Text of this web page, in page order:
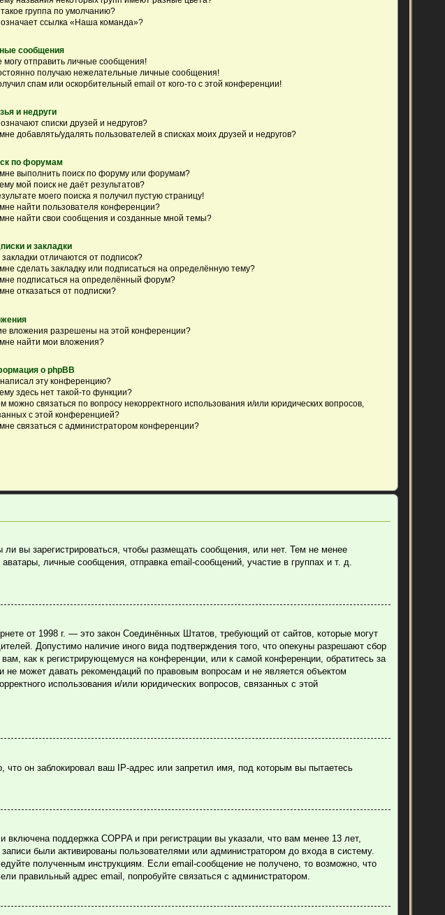
группа по умолчанию?
ссылка «Наша команда»?
сообщения
могу отправить личные сообщения!
получаю нежелательные личные сообщения!
спам или оскорбительный email от кого-то с этой конференции!
и недруги
списки друзей и недругов?
добавлять/удалять пользователей в списках моих друзей и недругов?
по форумам
мне выполнить поиск по форуму или форумам?
мой поиск не даёт результатов?
моего поиска я получил пустую страницу!
мне найти пользователя конференции?
мне найти свои сообщения и созданные мной темы?
и закладки
отличаются от подписок?
сделать закладку или подписаться на определённую тему?
мне подписаться на определённый форум?
отказаться от подписки?
вложения разрешены на этой конференции?
найти мои вложения?
о phpBB
эту конференцию?
здесь нет такой-то функции?
можно связаться по вопросу некорректного использования и/или юридических вопросов,
с этой конференцией?
связаться с администратором конференции?
вы зарегистрироваться, чтобы размещать сообщения, или нет. Тем не менее
личные сообщения, отправка email-сообщений, участие в группах и т. д.
от 1998 г. — это закон Соединённых Штатов, требующий от сайтов, которые могут
Допустимо наличие иного вида подтверждения того, что опекуны разрешают сбор
как к регистрирующемуся на конференции, или к самой конференции, обратитесь за
может давать рекомендаций по правовым вопросам и не является объектом
использования и/или юридических вопросов, связанных с этой
он заблокировал ваш IP-адрес или запретил имя, под которым вы пытаетесь
поддержка COPPA и при регистрации вы указали, что вам менее 13 лет,
были активированы пользователями или администратором до входа в систему.
полученным инструкциям. Если email-сообщение не получено, то возможно, что
правильный адрес email, попробуйте связаться с администратором.